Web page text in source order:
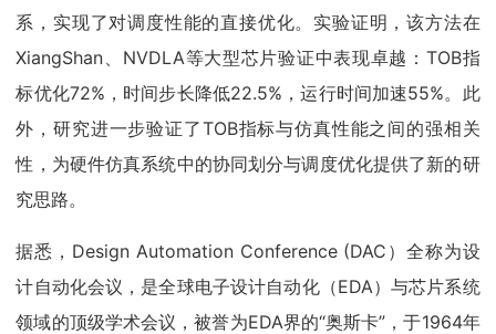
系，实现了对调度性能的直接优化。实验证明，该方法在
XiangShan、NVDLA等大型芯片验证中表现卓越：TOB指
标优化72%，时间步长降低22.5%，运行时间加速55%。此
外，研究进一步验证了TOB指标与仿真性能之间的强相关
性，为硬件仿真系统中的协同划分与调度优化提供了新的研
究思路。
据悉，Design Automation Conference (DAC）全称为设
计自动化会议，是全球电子设计自动化（EDA）与芯片系统
领域的顶级学术会议，被誉为EDA界的“奥斯卡”，于1964年